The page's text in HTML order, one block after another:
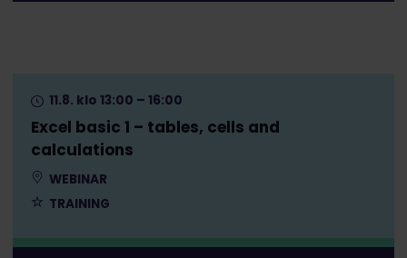
Excel basic 1 – tables, cells and
calculations
11.8. klo 13:00 – 16:00
WEBINAR
TRAINING